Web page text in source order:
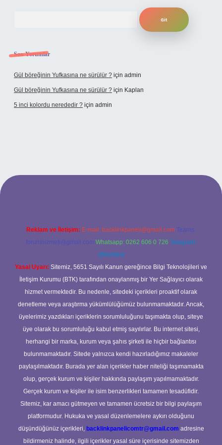
Son Yorumlar
Gül böreğinin Yufkasına ne sürülür ? için admin
Gül böreğinin Yufkasına ne sürülür ? için Kaplan
5 inci kolordu nerededir ? için admin
Reklam ve İletişim: E-mail: backlinkpaneli@gmail.com Teams:
forumhizmeti@gmail.com Whatsapp: 0262 606 0 726 Telegram:
@karabul
Yasal Uyarı: Sitemiz, 5651 Sayılı Kanun gereğince Bilgi Teknolojileri ve
İletişim Kurumu (BTK) tarafından onaylanmış bir Yer Sağlayıcı olarak
hizmet vermektedir. Bu nedenle, sitedeki içerikleri proaktif olarak
denetleme veya araştırma yükümlülüğümüz bulunmamaktadır. Ancak,
üyelerimiz yazdıkları içeriklerin sorumluluğunu taşımakta olup, siteye
üye olarak bu sorumluluğu kabul etmiş sayılırlar. Bu internet sitesi,
herhangi bir marka, kurum veya şahıs şirketi ile hiçbir bağlantısı
bulunmamaktadır. Sitede yalnızca kendi hazırladığımız makaleler
paylaşılmaktadır. Burada yer alan içerikler haber niteliği taşımamakta
olup, gerçek kurum ve kişiler hakkında paylaşım yapılmamaktadır.
Gerçek kurum ve kişiler ile isim benzerlikleri tamamen tesadüfidir.
Sitemiz, kar amacı gütmeyen ve tamamen ücretsiz bir bilgi paylaşım
platformudur. Hukuka ve yasal düzenlemelere aykırı olduğunu
düşündüğünüz içerikleri, backlinkpanelicomtr@gmail.com adresine
bildirmeniz halinde, ilgili içerikler yasal süre içerisinde sitemizden